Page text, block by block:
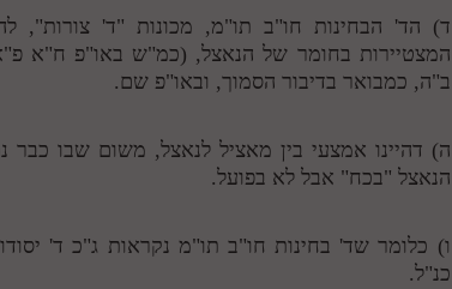
ד) הד' הבחינות חו"ב תו"מ, מכונות "ד' צורות",
המצטיירות בחומר של הנאצל, (כמ"ש באו"פ ח"א
ב"ה, כמבואר בדיבור הסמוך, ובאו"פ שם.
ה) דהיינו אמצעי בין מאציל לנאצל, משום שבו כבר
הנאצל "בכח" אבל לא בפועל.
ו) כלומר שד' בחינות חו"ב תו"מ נקראות ג"כ ד'
כנ"ל.